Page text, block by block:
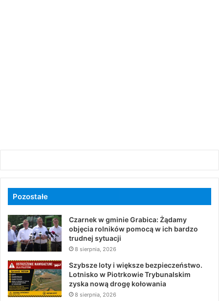
Pozostałe
Czarnek w gminie Grabica: Żądamy
objęcia rolników pomocą w ich bardzo
trudnej sytuacji
8 sierpnia, 2026
Szybsze loty i większe bezpieczeństwo.
Lotnisko w Piotrkowie Trybunalskim
zyska nową drogę kołowania
8 sierpnia, 2026